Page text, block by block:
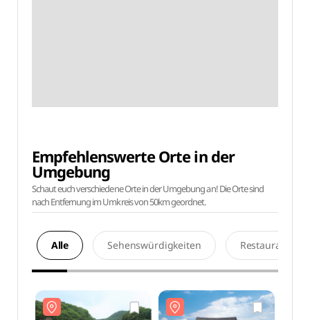
Empfehlenswerte Orte in der
Umgebung
Schaut euch verschiedene Orte in der Umgebung an! Die Orte sind
nach Entfernung im Umkreis von 50km geordnet.
Alle Sehenswürdigkeiten Restaurants